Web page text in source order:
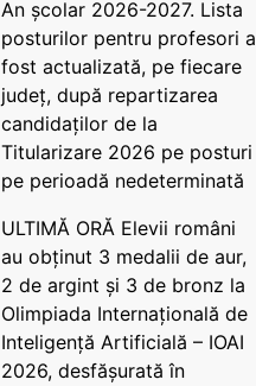
An școlar 2026-2027. Lista
posturilor pentru profesori a
fost actualizată, pe fiecare
județ, după repartizarea
candidaților de la
Titularizare 2026 pe posturi
pe perioadă nedeterminată
ULTIMĂ ORĂ Elevii români
au obținut 3 medalii de aur,
2 de argint și 3 de bronz la
Olimpiada Internațională de
Inteligență Artificială – IOAI
2026, desfășurată în